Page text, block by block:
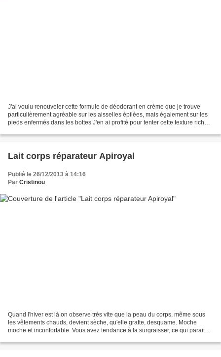
J'ai voulu renouveler cette formule de déodorant en crème que je trouve
particulièrement agréable sur les aisselles épilées, mais également sur les
pieds enfermés dans les bottes J'en ai profité pour tenter cette texture riche
Lait corps réparateur Apiroyal
Publié le 26/12/2013 à 14:16
Par Cristinou
Quand l'hiver est là on observe très vite que la peau du corps, même sous
les vêtements chauds, devient sèche, qu'elle gratte, desquame. Moche
moche et inconfortable. Vous avez tendance à la surgraisser, ce qui parait